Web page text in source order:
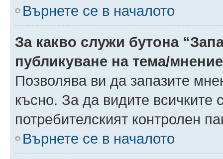
Върнете се в началото
За какво служи бутона
публикуване на тема/
Позволява ви да запазите
късно. За да видите всичките
потребителският контролен
Върнете се в началото